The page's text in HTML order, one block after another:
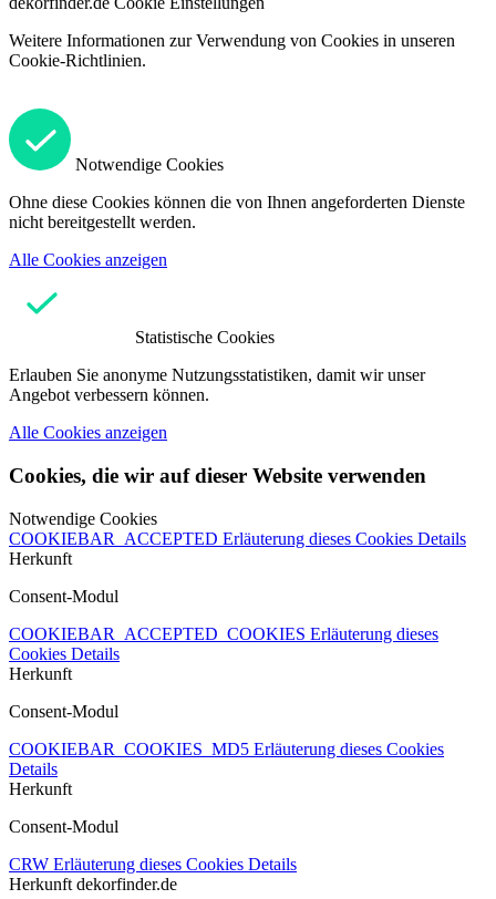
Weitere Informationen zur Verwendung von Cookies in unseren
Cookie-Richtlinien.
Notwendige Cookies
Ohne diese Cookies können die von Ihnen angeforderten Dienste
nicht bereitgestellt werden.
Alle Cookies anzeigen
Statistische Cookies
Erlauben Sie anonyme Nutzungsstatistiken, damit wir unser
Angebot verbessern können.
Alle Cookies anzeigen
Cookies, die wir auf dieser Website verwenden
Notwendige Cookies
COOKIEBAR_ACCEPTED Erläuterung dieses Cookies Details
Herkunft
Consent-Modul
COOKIEBAR_ACCEPTED_COOKIES Erläuterung dieses
Cookies Details
Herkunft
Consent-Modul
COOKIEBAR_COOKIES_MD5 Erläuterung dieses Cookies
Details
Herkunft
Consent-Modul
CRW Erläuterung dieses Cookies Details
Herkunft dekorfinder.de